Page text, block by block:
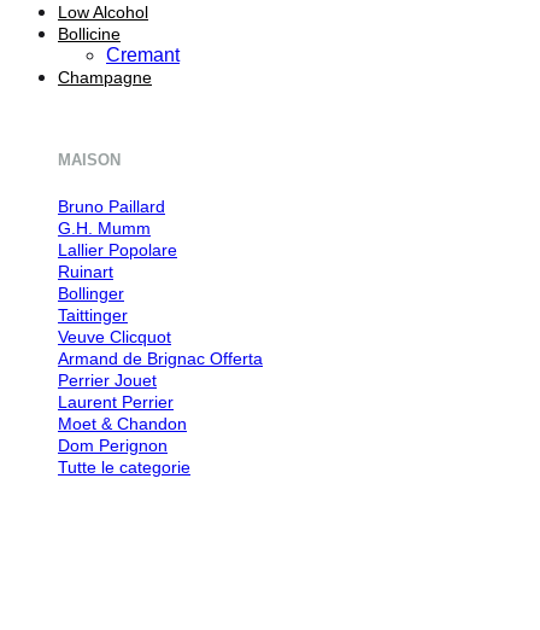
Low Alcohol
Bollicine
Cremant
Champagne
MAISON
Bruno Paillard
G.H. Mumm
Lallier
Ruinart
Bollinger
Taittinger
Veuve Clicquot
Armand de Brignac
Perrier Jouet
Laurent Perrier
Moet & Chandon
Dom Perignon
Tutte le categorie